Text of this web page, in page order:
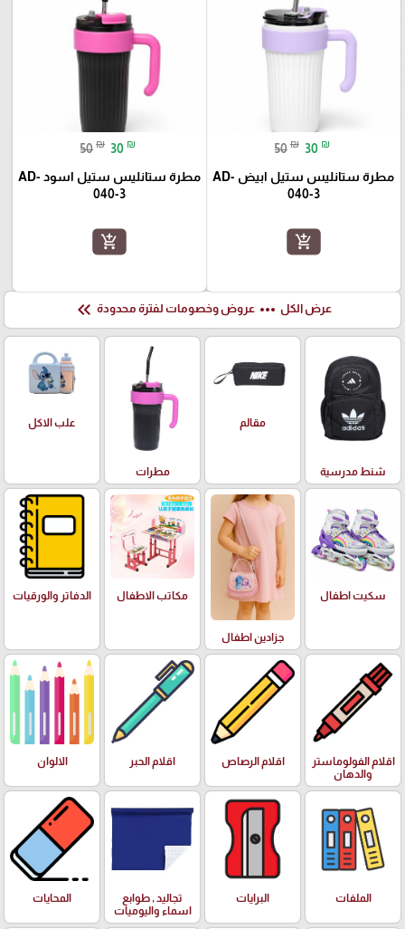
50 ₪ 30 ₪
مطرة ستانليس ستيل ابيض AD-
040-3
add_shopping_cart
50 ₪ 30 ₪
مطرة ستانليس ستيل اسود AD-
040-3
add_shopping_cart
عرض الكل more_horiz عروض وخصومات لفترة محدودة keyboard_double_arrow_left
شنط مدرسية
مقالم
مطرات
علب الاكل
سكيت اطفال
جزادين اطفال
مكاتب الاطفال الدفاتر والورقيات
اقلام الفولوماستر
والدهان
اقلام الرصاص اقلام الحبر الالوان
الملفات البرايات
تجاليد , طوابع
اسماء واليوميات
المحايات